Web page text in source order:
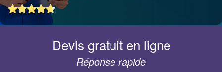
Devis gratuit en ligne
Réponse rapide